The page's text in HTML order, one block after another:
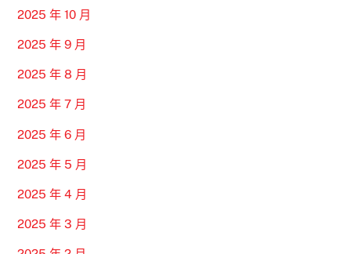
2025 年 10 月
2025 年 9 月
2025 年 8 月
2025 年 7 月
2025 年 6 月
2025 年 5 月
2025 年 4 月
2025 年 3 月